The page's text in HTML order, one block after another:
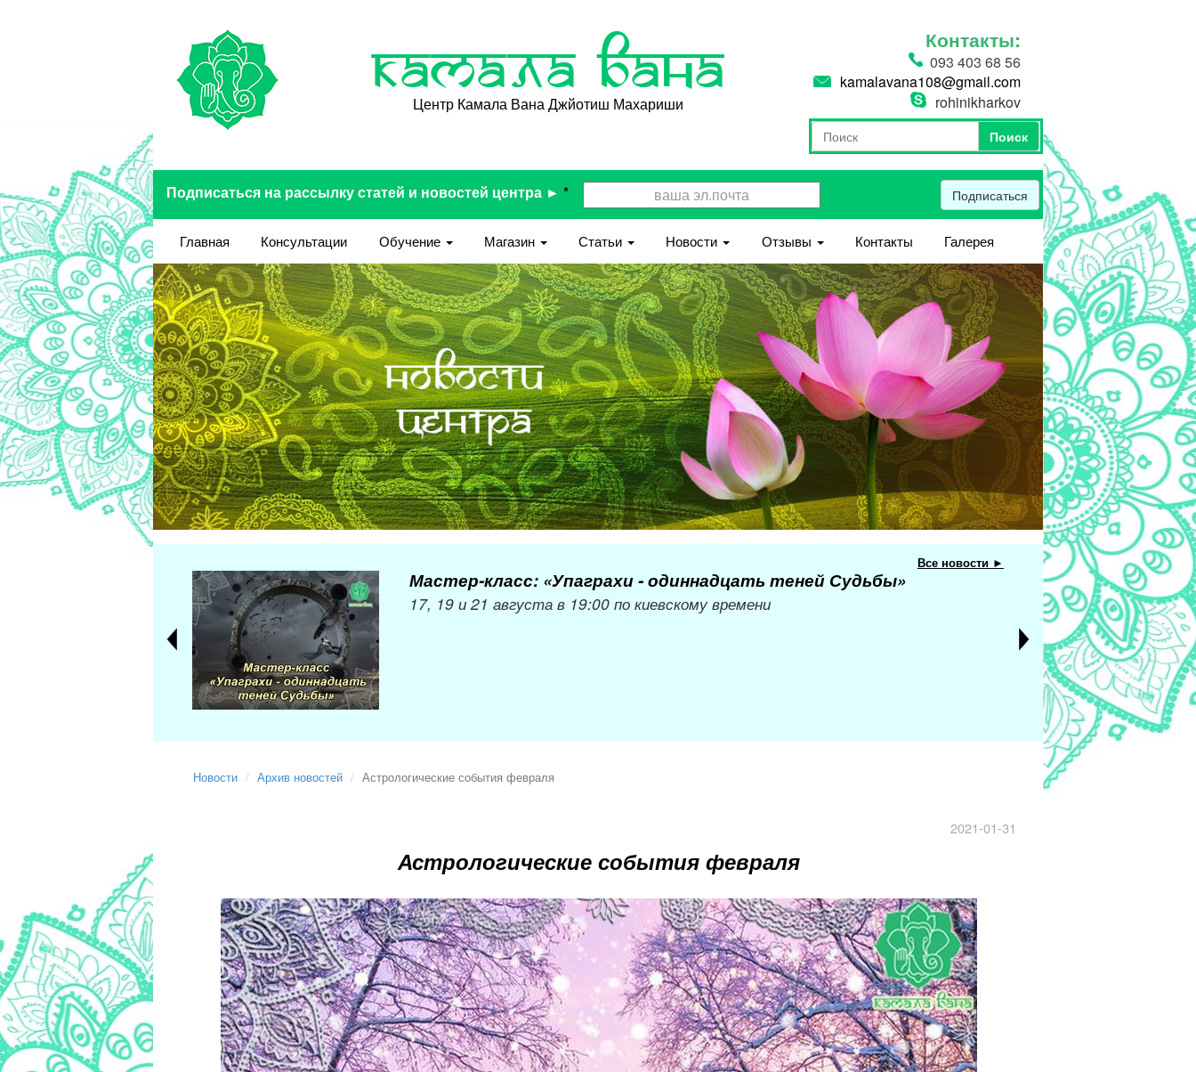
Камала Вана
Центр Камала Вана Джйотиш Махариши
Контакты:
093 403 68 56
kamalavana108@gmail.com
rohinikharkov
Форма поиска
Поиск
Поиск
Подписаться на рассылку статей и новостей центра ► * Подписаться
Главная Консультации Обучение Магазин Статьи Новости Отзывы Контакты Галерея
Все новости ►
Мастер-класс: «Упаграхи - одиннадцать теней Судьбы»
17, 19 и 21 августа в 19:00 по киевскому времени
Новости Архив новостей Астрологические события февраля
2021-01-31
Астрологические события февраля